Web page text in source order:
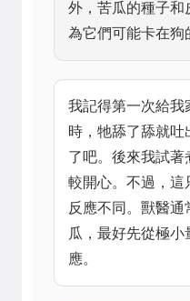
外，苦瓜的種子和
為它們可能卡在狗
我記得第一次給我
時，牠舔了舔就
了吧。後來我試著
較開心。不過，這
反應不同。獸醫
瓜，最好先從極小
應。